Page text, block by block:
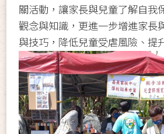
關活動，讓家長與兒童了解自我
觀念與知識，更進一步增進家長
與技巧，降低兒童受虐風險、提